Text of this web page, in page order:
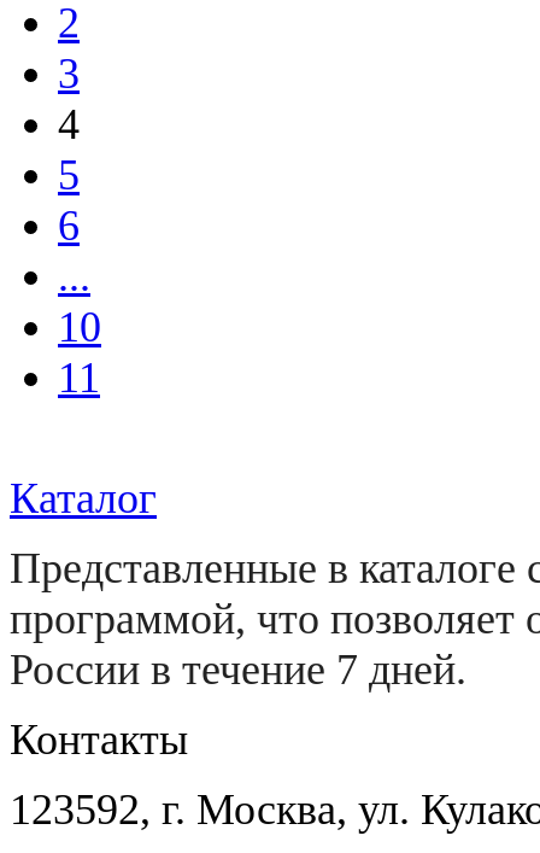
2
3
4
5
6
...
10
11
Каталог
Представленные в каталоге
программой, что позволяет
России в течение 7 дней.
Контакты
123592, г. Москва, ул.